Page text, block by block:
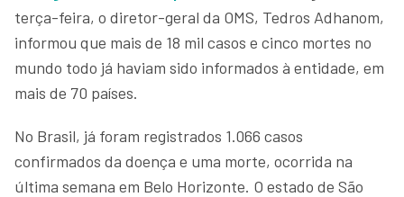
terça-feira, o diretor-geral da OMS, Tedros Adhanom,
informou que mais de 18 mil casos e cinco mortes no
mundo todo já haviam sido informados à entidade, em
mais de 70 países.
No Brasil, já foram registrados 1.066 casos
confirmados da doença e uma morte, ocorrida na
última semana em Belo Horizonte. O estado de São